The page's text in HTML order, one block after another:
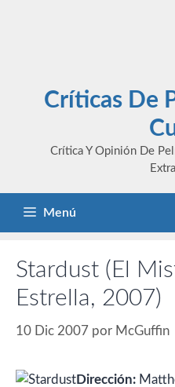
Críticas De
Crítica Y Opinión De
Menú
Stardust (El
Estrella, 2007)
10 Dic 2007 por McGuffin
Dirección: